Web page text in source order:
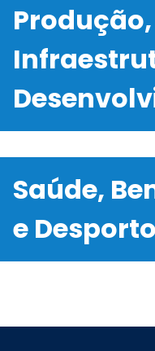
Produção,
Saúde,
e Desporto